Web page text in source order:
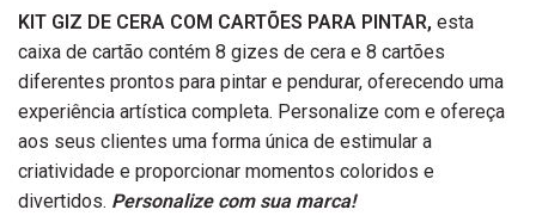
KIT GIZ DE CERA COM CARTÕES PARA PINTAR, esta
caixa de cartão contém 8 gizes de cera e 8 cartões
diferentes prontos para pintar e pendurar, oferecendo uma
experiência artística completa. Personalize com e ofereça
aos seus clientes uma forma única de estimular a
criatividade e proporcionar momentos coloridos e
divertidos. Personalize com sua marca!